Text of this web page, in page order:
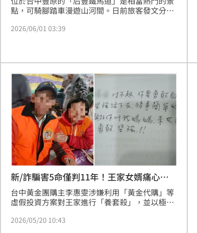
點，可騎腳踏車漫遊山河間。日前旅客發文分
是一位難求，鐵馬道上人潮也退一大半，騎車時
2026/06/01 03:39
新/詐騙害5命僅判11年！王家女婿痛心發
聲
台中黃金團購主李惠雯涉嫌利用「黃金代購」等
虛假投資方案對王家進行「養套殺」，並以極其
王家五口在無窗密室內不堪精神與金錢雙重高
2026/05/20 10:43